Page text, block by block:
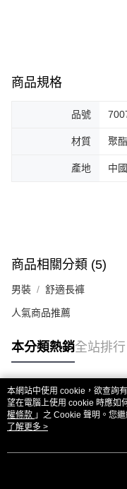
商品規格
品號
材質 聚
產地 中國
商品相關分類 (5)
男裝 舒適長褲
人氣商品推薦
本分類熱銷全站排行
熱門標籤
本網站中使用 cookie，欲查詢
望在電腦上使用 cookie 時應如
權條款 」之 Cookie 聲明。您
用條款之 Cookie 聲明使用
了解更多 >